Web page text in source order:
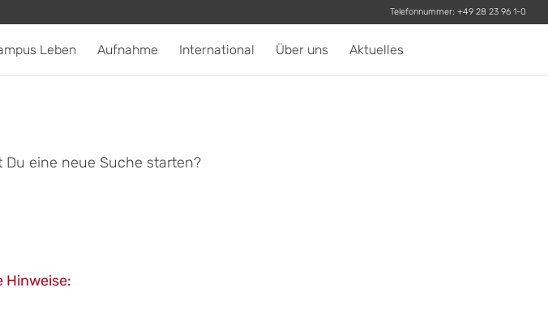
Telefonnummer:+49 28 23 96 1-0
Leben Aufnahme International Über uns Aktuelles
eine neue Suche starten?
Hinweise: